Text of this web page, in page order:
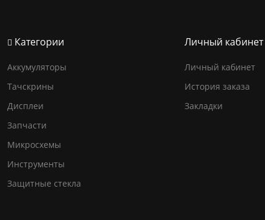
Категории
Аккумуляторы
Тачскрины
Дисплеи
Запчасти
Микросхемы
Инструменты
Защитные стекла
Личный кабинет
Личный кабинет
История заказа
Закладки